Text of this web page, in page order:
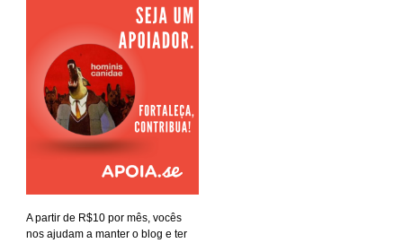
A partir de R$10 por mês, vocês
nos ajudam a manter o blog e ter